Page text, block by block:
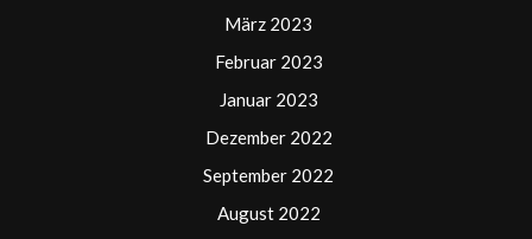
März 2023
Februar 2023
Januar 2023
Dezember 2022
September 2022
August 2022